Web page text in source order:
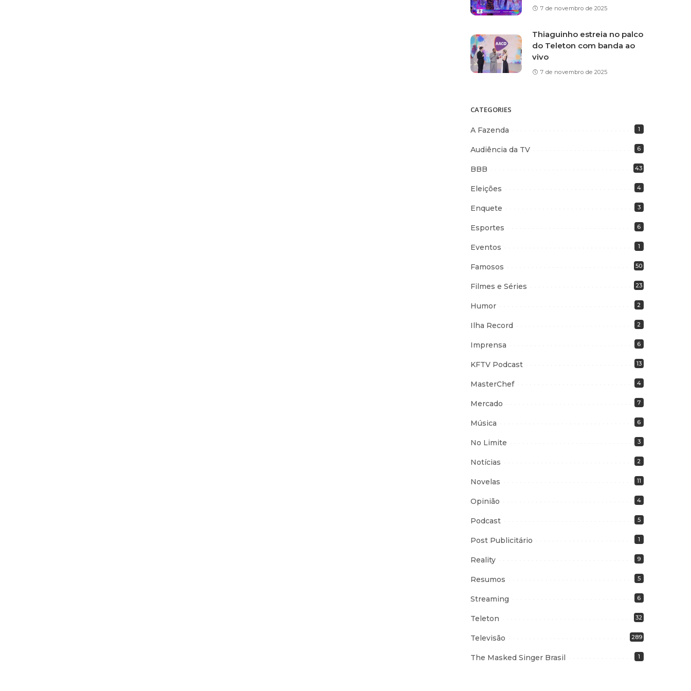
7 de novembro de 2025
Thiaguinho estreia no palco
do Teleton com banda ao
vivo
7 de novembro de 2025
CATEGORIES
A Fazenda 1
Audiência da TV 6
BBB 43
Eleições 4
Enquete 3
Esportes 6
Eventos 1
Famosos 50
Filmes e Séries 23
Humor 2
Ilha Record 2
Imprensa 6
KFTV Podcast 13
MasterChef 4
Mercado 7
Música 6
No Limite 3
Notícias 2
Novelas 11
Opinião 4
Podcast 5
Post Publicitário 1
Reality 9
Resumos 5
Streaming 6
Teleton 32
Televisão 289
The Masked Singer Brasil 1